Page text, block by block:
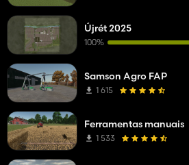
Újrét 2025
100%
Samson Agro FAP
1 615
Ferramentas manuais
1 533